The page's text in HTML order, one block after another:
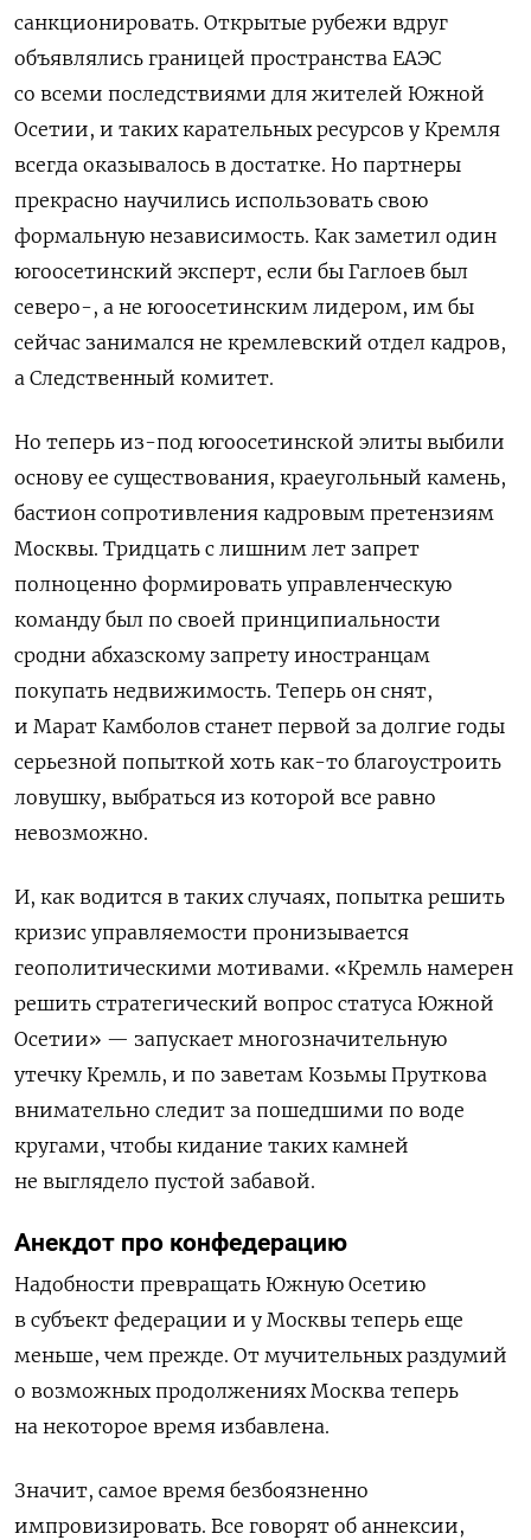
санкционировать. Открытые рубежи вдруг
объявлялись границей пространства ЕАЭС
со всеми последствиями для жителей Южной
Осетии, и таких карательных ресурсов у Кремля
всегда оказывалось в достатке. Но партнеры
прекрасно научились использовать свою
формальную независимость. Как заметил один
югоосетинский эксперт, если бы Гаглоев был
северо-, а не югоосетинским лидером, им бы
сейчас занимался не кремлевский отдел кадров,
а Следственный комитет.
Но теперь из-под югоосетинской элиты выбили
основу ее существования, краеугольный камень,
бастион сопротивления кадровым претензиям
Москвы. Тридцать с лишним лет запрет
полноценно формировать управленческую
команду был по своей принципиальности
сродни абхазскому запрету иностранцам
покупать недвижимость. Теперь он снят,
и Марат Камболов станет первой за долгие годы
серьезной попыткой хоть как-то благоустроить
ловушку, выбраться из которой все равно
невозможно.
И, как водится в таких случаях, попытка решить
кризис управляемости пронизывается
геополитическими мотивами. «Кремль намерен
решить стратегический вопрос статуса Южной
Осетии» — запускает многозначительную
утечку Кремль, и по заветам Козьмы Пруткова
внимательно следит за пошедшими по воде
кругами, чтобы кидание таких камней
не выглядело пустой забавой.
Анекдот про конфедерацию
Надобности превращать Южную Осетию
в субъект федерации и у Москвы теперь еще
меньше, чем прежде. От мучительных раздумий
о возможных продолжениях Москва теперь
на некоторое время избавлена.
Значит, самое время безбоязненно
импровизировать. Все говорят об аннексии,